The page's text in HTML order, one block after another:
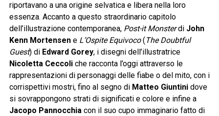
riportavano a una origine selvatica e libera nella loro
essenza. Accanto a questo straordinario capitolo
dell’illustrazione contemporanea, Post-it Monsterdi John
Kenn Mortensene L’Ospite Equivoco( The Doubtful
Guest) di Edward Gorey, i disegni dell’illustratrice
Nicoletta Ceccoliche racconta l’oggi attraverso le
rappresentazioni di personaggi delle fiabe o del mito, con i
corrispettivi mostri, fino al segno di Matteo Giuntinidove
si sovrappongono strati di significati e colore e infine a
Jacopo Pannocchiacon il suo cupo immaginario fatto di